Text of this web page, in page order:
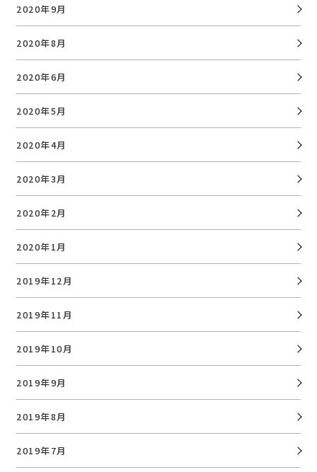
2020年9月
2020年8月
2020年6月
2020年5月
2020年4月
2020年3月
2020年2月
2020年1月
2019年12月
2019年11月
2019年10月
2019年9月
2019年8月
2019年7月